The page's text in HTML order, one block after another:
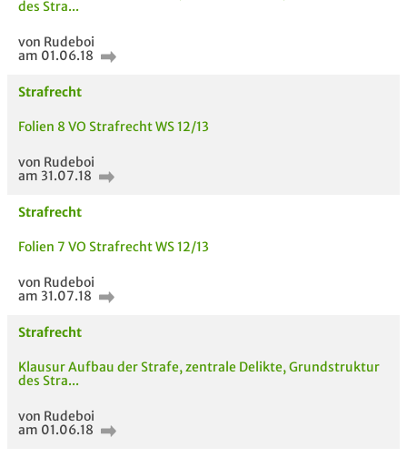
Bewertung
des Stra...
von Rudeboi
am 01.06.18
Strafrecht
Folien 8 VO Strafrecht WS 12/13
von Rudeboi
am 31.07.18
Strafrecht
Folien 7 VO Strafrecht WS 12/13
von Rudeboi
am 31.07.18
Strafrecht
Klausur Aufbau der Strafe, zentrale Delikte, Grundstruktur
des Stra...
von Rudeboi
am 01.06.18